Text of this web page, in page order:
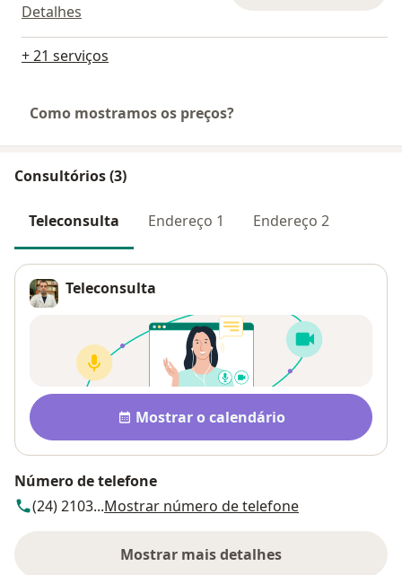
Detalhes
+ 21 serviços
Como mostramos os preços?
Consultórios (3)
Teleconsulta Endereço 1 Endereço 2
Teleconsulta
Disponibilidade
Mostrar o calendário
Número de telefone
(24) 2103...Mostrar número de telefone
Mostrar mais detalhes
sobre o endereço